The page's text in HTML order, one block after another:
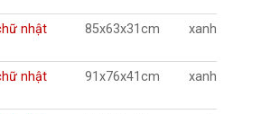
nhật
85x63x31cm xanh
nhật
91x76x41cm xanh